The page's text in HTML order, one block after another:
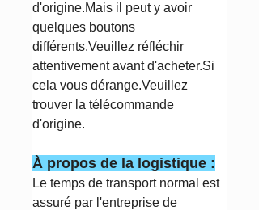
d'origine.Mais il peut y avoir
quelques boutons
différents.Veuillez réfléchir
attentivement avant d'acheter.Si
cela vous dérange.Veuillez
trouver la télécommande
d'origine.
À propos de la logistique :
Le temps de transport normal est
assuré par l'entreprise de